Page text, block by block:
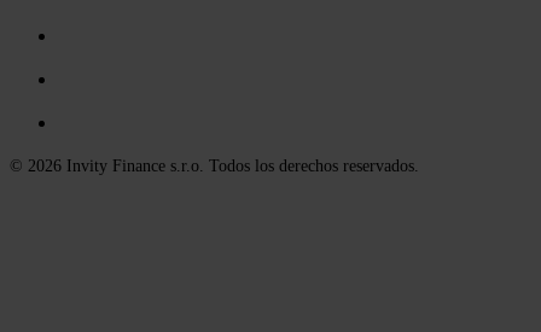
© 2026 Invity Finance s.r.o. Todos los derechos reservados.